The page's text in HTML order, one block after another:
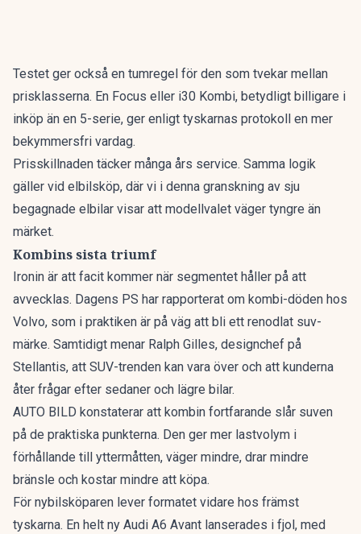
Testet ger också en tumregel för den som tvekar mellan
prisklasserna. En Focus eller i30 Kombi, betydligt billigare i
inköp än en 5-serie, ger enligt tyskarnas protokoll en mer
bekymmersfri vardag.
Prisskillnaden täcker många års service. Samma logik
gäller vid elbilsköp, där vi i denna granskning av sju
begagnade elbilar visar att modellvalet väger tyngre än
märket.
Kombins sista triumf
Ironin är att facit kommer när segmentet håller på att
avvecklas. Dagens PS har rapporterat om kombi-döden hos
Volvo, som i praktiken är på väg att bli ett renodlat suv-
märke. Samtidigt menar Ralph Gilles, designchef på
Stellantis, att SUV-trenden kan vara över och att kunderna
åter frågar efter sedaner och lägre bilar.
AUTO BILD konstaterar att kombin fortfarande slår suven
på de praktiska punkterna. Den ger mer lastvolym i
förhållande till yttermåtten, väger mindre, drar mindre
bränsle och kostar mindre att köpa.
För nybilsköparen lever formatet vidare hos främst
tyskarna. En helt ny Audi A6 Avant lanserades i fjol, med